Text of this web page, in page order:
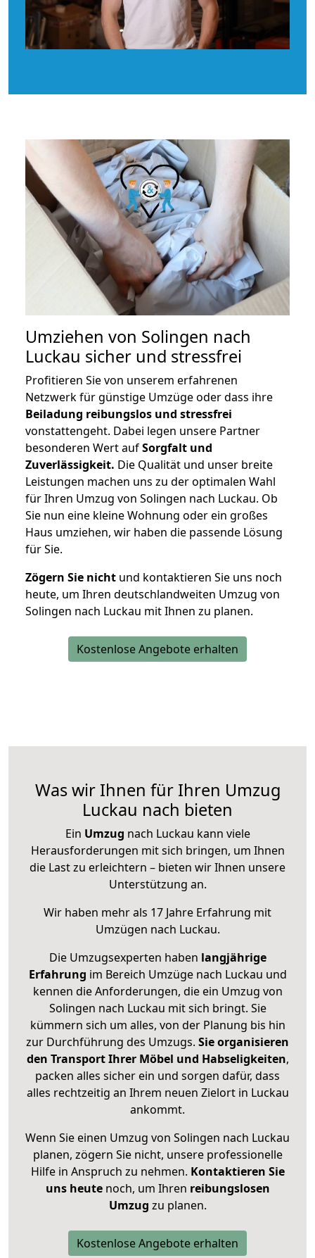
Umziehen von Solingen nach
Luckau sicher und stressfrei
Profitieren Sie von unserem erfahrenen
Netzwerk für günstige Umzüge oder dass ihre
Beiladung reibungslos und stressfrei
vonstattengeht. Dabei legen unsere Partner
besonderen Wert aufSorgfalt und
Zuverlässigkeit. Die Qualität und unser breite
Leistungen machen uns zu der optimalen Wahl
für Ihren Umzug von Solingen nach Luckau. Ob
Sie nun eine kleine Wohnung oder ein großes
Haus umziehen, wir haben die passende Lösung
für Sie.
Zögern Sie nicht und kontaktieren Sie uns noch
heute, um Ihren deutschlandweiten Umzug von
Solingen nach Luckau mit Ihnen zu planen.
Kostenlose Angebote erhalten
Was wir Ihnen für Ihren Umzug
Luckau nach bieten
Ein Umzug nach Luckau kann viele
Herausforderungen mit sich bringen, um Ihnen
die Last zu erleichtern – bieten wir Ihnen unsere
Unterstützung an.
Wir haben mehr als 17 Jahre Erfahrung mit
Umzügen nach Luckau.
Die Umzugsexperten haben langjährige
Erfahrung im Bereich Umzüge nach Luckau und
kennen die Anforderungen, die ein Umzug von
Solingen nach Luckau mit sich bringt. Sie
kümmern sich um alles, von der Planung bis hin
zur Durchführung des Umzugs. Sie organisieren
den Transport Ihrer Möbel und Habseligkeiten,
packen alles sicher ein und sorgen dafür, dass
alles rechtzeitig an Ihrem neuen Zielort in Luckau
ankommt.
Wenn Sie einen Umzug von Solingen nach Luckau
planen, zögern Sie nicht, unsere professionelle
Hilfe in Anspruch zu nehmen. Kontaktieren Sie
uns heutenoch, um Ihren reibungslosen
Umzug zu planen.
Kostenlose Angebote erhalten